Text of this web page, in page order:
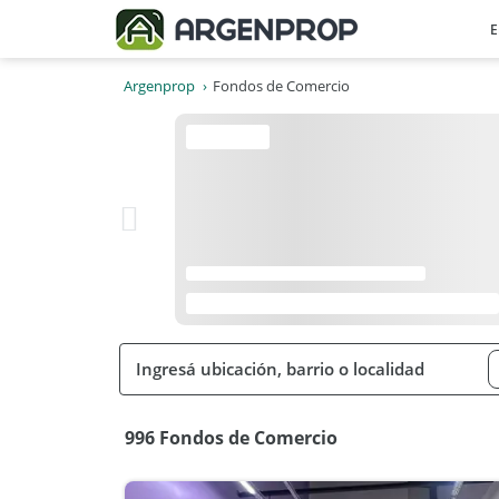
Argenprop Fondos de Comercio
996 Fondos de Comercio